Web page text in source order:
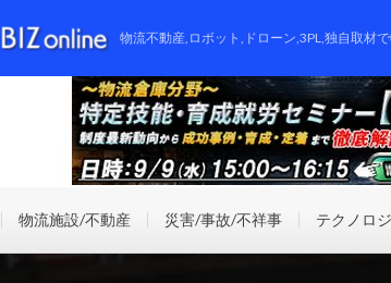
物流不動産,ロボット,ドローン,3PL,独自取材
物流施設/不動産 災害/事故/不祥事 テクノロ